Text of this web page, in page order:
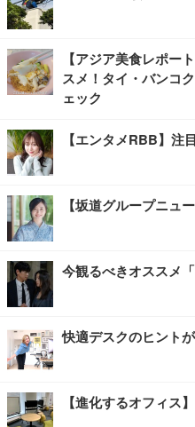
【アジア美食レポー
スメ！タイ・バンコ
ェック
【エンタメRBB】注
【坂道グループニュ
今観るべきオススメ
快適デスクのヒント
【進化するオフィス】